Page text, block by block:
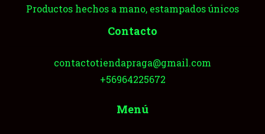
Productos hechos a mano, estampados únicos
Contacto
contactotiendapraga@gmail.com
+56964225672
Menú